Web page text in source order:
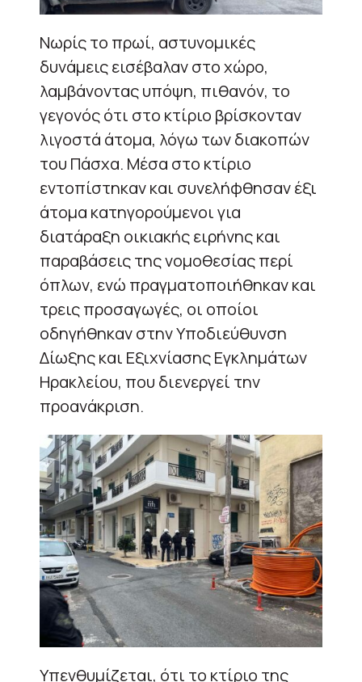
Νωρίς το πρωί, αστυνομικές
δυνάμεις εισέβαλαν στο χώρο,
λαμβάνοντας υπόψη, πιθανόν, το
γεγονός ότι στο κτίριο βρίσκονταν
λιγοστά άτομα, λόγω των διακοπών
του Πάσχα. Μέσα στο κτίριο
εντοπίστηκαν και συνελήφθησαν έξι
άτομα κατηγορούμενοι για
διατάραξη οικιακής ειρήνης και
παραβάσεις της νομοθεσίας περί
όπλων, ενώ πραγματοποιήθηκαν και
τρεις προσαγωγές, οι οποίοι
οδηγήθηκαν στην Υποδιεύθυνση
Δίωξης και Εξιχνίασης Εγκλημάτων
Ηρακλείου, που διενεργεί την
προανάκριση.
Υπενθυμίζεται, ότι το κτίριο της